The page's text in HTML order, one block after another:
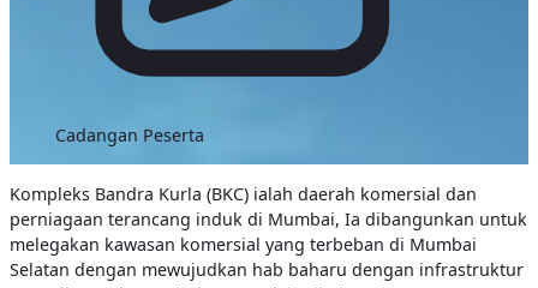
Cadangan Peserta
Kompleks Bandra Kurla (BKC) ialah daerah komersial dan
perniagaan terancang induk di Mumbai, Ia dibangunkan untuk
melegakan kawasan komersial yang terbeban di Mumbai
Selatan dengan mewujudkan hab baharu dengan infrastruktur